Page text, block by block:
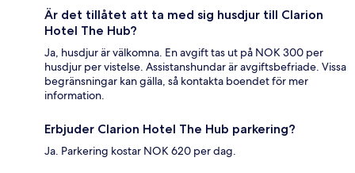
Är det tillåtet att ta med sig husdjur till Clarion
Hotel The Hub?
Ja, husdjur är välkomna. En avgift tas ut på NOK 300 per
husdjur per vistelse. Assistanshundar är avgiftsbefriade. Vissa
begränsningar kan gälla, så kontakta boendet för mer
information.
Erbjuder Clarion Hotel The Hub parkering?
Ja. Parkering kostar NOK 620 per dag.